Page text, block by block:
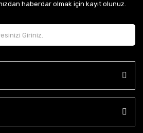
haberdar olmak için kayıt olunuz.